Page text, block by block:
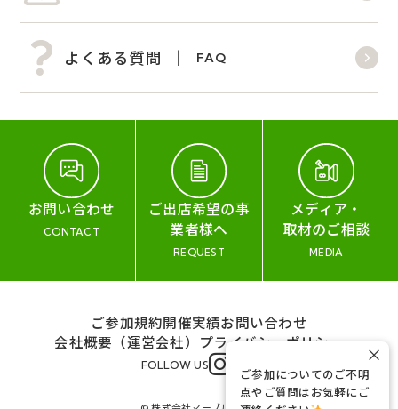
よくある質問 FAQ
お問い合わせ
CONTACT
ご出店希望の事
業者様へ
REQUEST
メディア・
取材のご相談
MEDIA
ご参加規約開催実績お問い合わせ
会社概要（運営会社） プライバシーポリシー
FOLLOW US
ご参加についてのご不明
点やご質問はお気軽にご
×